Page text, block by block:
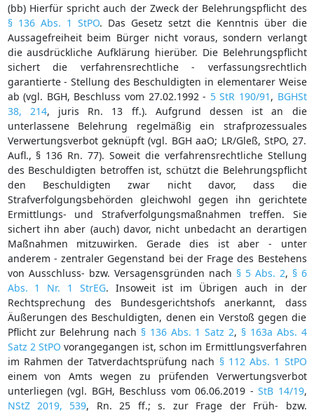
(bb) Hierfür spricht auch der Zweck der Belehrungspflicht des
§ 136 Abs. 1 StPO. Das Gesetz setzt die Kenntnis über die
Aussagefreiheit beim Bürger nicht voraus, sondern verlangt
die ausdrückliche Aufklärung hierüber. Die Belehrungspflicht
sichert die verfahrensrechtliche - verfassungsrechtlich
garantierte - Stellung des Beschuldigten in elementarer Weise
ab (vgl. BGH, Beschluss vom 27.02.1992 - 5 StR 190/91 , BGHSt
38, 214, juris Rn. 13 ff.). Aufgrund dessen ist an die
unterlassene Belehrung regelmäßig ein strafprozessuales
Verwertungsverbot geknüpft (vgl. BGH aaO; LR/Gleß, StPO, 27.
Aufl., § 136 Rn. 77). Soweit die verfahrensrechtliche Stellung
des Beschuldigten betroffen ist, schützt die Belehrungspflicht
den Beschuldigten zwar nicht davor, dass die
Strafverfolgungsbehörden gleichwohl gegen ihn gerichtete
Ermittlungs- und Strafverfolgungsmaßnahmen treffen. Sie
sichert ihn aber (auch) davor, nicht unbedacht an derartigen
Maßnahmen mitzuwirken. Gerade dies ist aber - unter
anderem - zentraler Gegenstand bei der Frage des Bestehens
von Ausschluss- bzw. Versagensgründen nach § 5 Abs. 2, § 6
Abs. 1 Nr. 1 StrEG. Insoweit ist im Übrigen auch in der
Rechtsprechung des Bundesgerichtshofs anerkannt, dass
Äußerungen des Beschuldigten, denen ein Verstoß gegen die
Pflicht zur Belehrung nach § 136 Abs. 1 Satz 2, § 163a Abs. 4
Satz 2 StPO vorangegangen ist, schon im Ermittlungsverfahren
im Rahmen der Tatverdachtsprüfung nach § 112 Abs. 1 StPO
einem von Amts wegen zu prüfenden Verwertungsverbot
unterliegen (vgl. BGH, Beschluss vom 06.06.2019 - StB 14/19,
NStZ 2019, 539, Rn. 25 ff.; s. zur Frage der Früh- bzw.